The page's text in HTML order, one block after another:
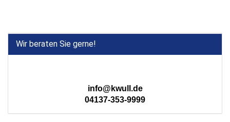
Wir beraten Sie gerne!
info@kwull.de
04137-353-9999